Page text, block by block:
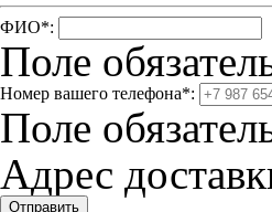
ФИО*:
Поле
Номер вашего телефона*:
Поле
Адрес